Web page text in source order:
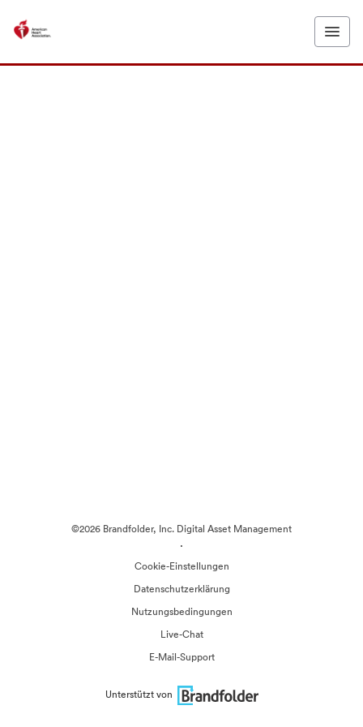
©2026 Brandfolder, Inc. Digital Asset Management
·
Cookie-Einstellungen
Datenschutzerklärung
Nutzungsbedingungen
Live-Chat
E-Mail-Support
Unterstützt von